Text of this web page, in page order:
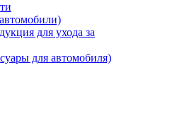
для ухода за
для автомобиля)